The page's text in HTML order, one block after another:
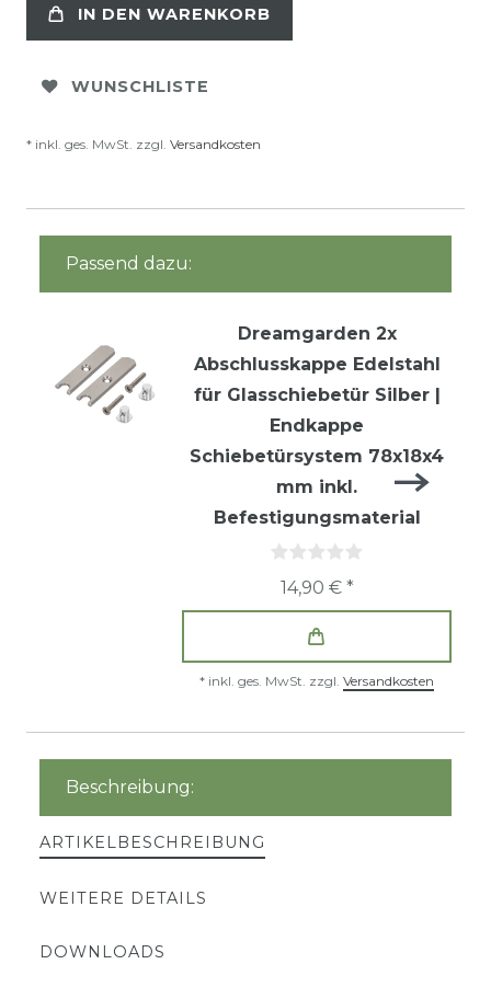
IN DEN WARENKORB
WUNSCHLISTE
* inkl. ges. MwSt. zzgl. Versandkosten
Passend dazu:
Dreamgarden 2x
Abschlusskappe Edelstahl
für Glasschiebetür Silber |
Endkappe
Schiebetürsystem 78x18x4
mm inkl.
Befestigungsmaterial
14,90 € *
* inkl. ges. MwSt. zzgl. Versandkosten
Beschreibung:
ARTIKELBESCHREIBUNG
WEITERE DETAILS
DOWNLOADS